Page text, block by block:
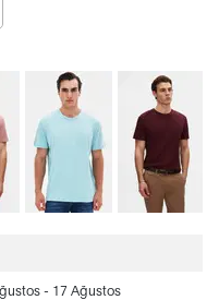
- 17 Ağustos